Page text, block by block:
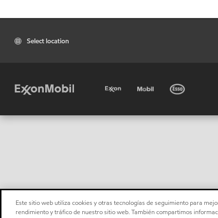
Select location
Este sitio web utiliza cookies y otras tecnologías de seguimiento para
rendimiento y tráfico de nuestro sitio web. También compartimos